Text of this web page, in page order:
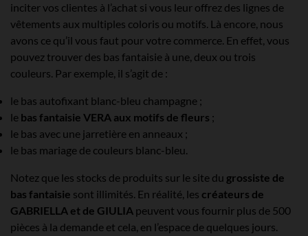
inciter vos clientes à l’achat si vous leur offrez des lignes de
vêtements aux multiples coloris ou motifs. Là encore, nous
avons ce qu’il vous faut pour votre commerce. En effet, vous
pouvez trouver des bas fantaisie à une, deux ou trois
couleurs. Par exemple, il s’agit de :
le bas autofixant blanc-bleu champagne ;
le bas fantaisie VERA aux motifs de fleurs ;
le bas avec une jarretière en anneaux ;
le bas mariage de couleurs blanc-bleu.
Notez que les stocks de produits sur le site du grossiste de
bas fantaisie sont illimités. En réalité, les créateurs de
GABRIELLA et de GIULIA peuvent vous fournir plus de 500
pièces à la demande et cela, en l’espace de quelques jours.